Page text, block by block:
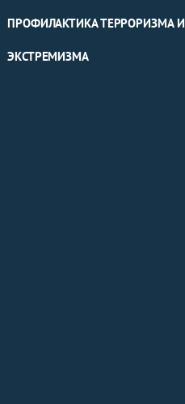
ПРОФИЛАКТИКА ТЕРРОРИЗМА И
ЭКСТРЕМИЗМА